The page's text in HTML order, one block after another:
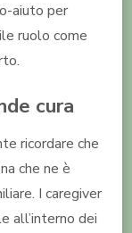
aiuto per
ruolo come
cura
ricordare che
che ne è
I caregiver
all’interno dei